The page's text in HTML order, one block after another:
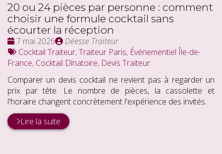
20 ou 24 pièces par personne : comment
choisir une formule cocktail sans
écourter la réception
Date
:
7 mai 2026
Publié
par
Déesse Traiteur
Tags
:
Cocktail Traiteur,Traiteur Paris, Événementiel Île-de-
France, Cocktail Dînatoire, Devis Traiteur
Comparer un devis cocktail ne revient pas à regarder un
prix par tête. Le nombre de pièces, la cassolette et
l'horaire changent concrètement l'expérience des invités.
Lire la suite